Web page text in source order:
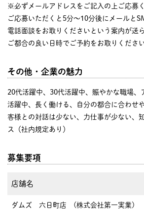
※必ずメールアドレスをご記入の上ご応募く
ご応募いただくと5分～10分後にメールと
電話面談をお取りくださいという案内が送
ご都合の良い日時でご予約をお取りください
その他・企業の魅力
20代活躍中、30代活躍中、賑やかな職場、
活躍中、長く働ける、自分の都合に合わせ
客様との対話は少ない、力仕事が少ない、
ス（社内規定あり）
募集要項
店舗名
ダムズ 六日町店 (株式会社第一実業)